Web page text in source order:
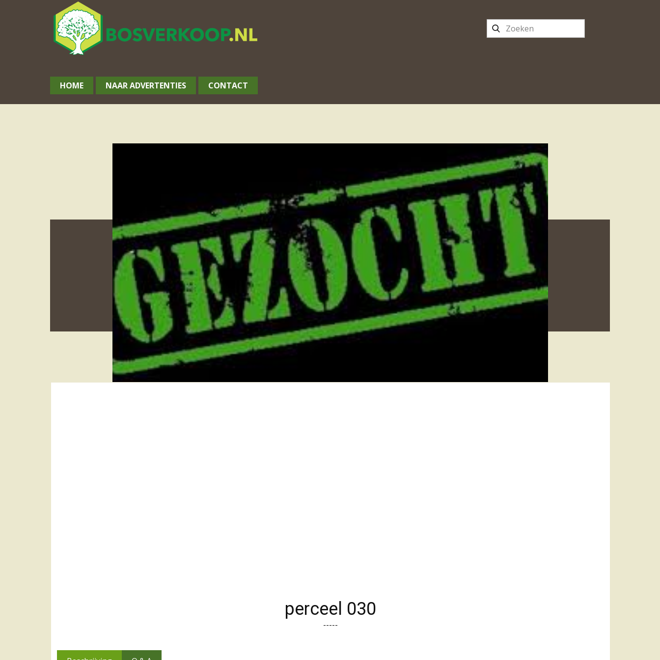
HOME NAAR ADVERTENTIES CONTACT
perceel 030
-----